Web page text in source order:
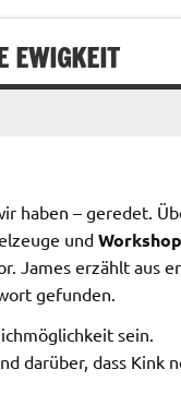
EWIGKEIT
haben – geredet.
und
James erzählt aus
gefunden.
sein.
darüber, dass Kink